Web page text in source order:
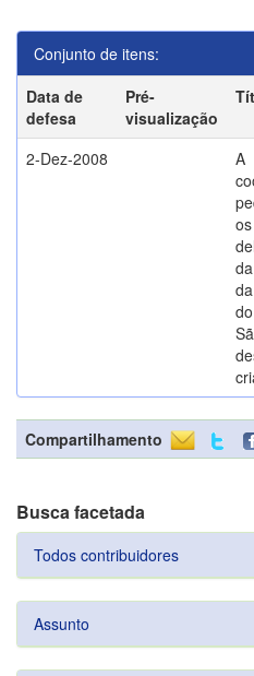
Conjunto de itens:
Data de
defesa
Pré-
visualização
2-Dez-2008
A
os
Compartilhamento
Busca facetada
Todos contribuidores
Assunto